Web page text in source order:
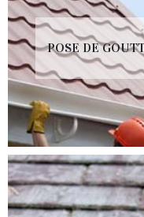
POSE DE